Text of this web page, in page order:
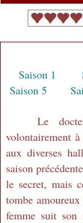
Saison 1
Saison 5
Le
volontairement
aux diverses
saison
le secret, mais
tombe
femme suit